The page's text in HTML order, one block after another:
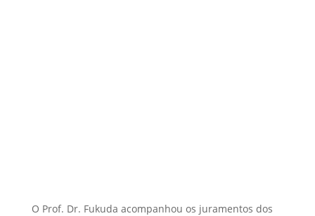
O Prof. Dr. Fukuda acompanhou os juramentos dos